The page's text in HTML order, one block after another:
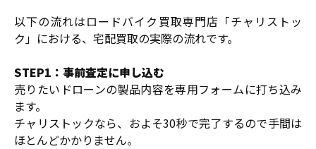
以下の流れはロードバイク買取専門店「チャリストッ
ク」における、宅配買取の実際の流れです。
STEP1：事前査定に申し込む
売りたいドローンの製品内容を専用フォームに打ち込み
ます。
チャリストックなら、およそ30秒で完了するので手間は
ほとんどかかりません。